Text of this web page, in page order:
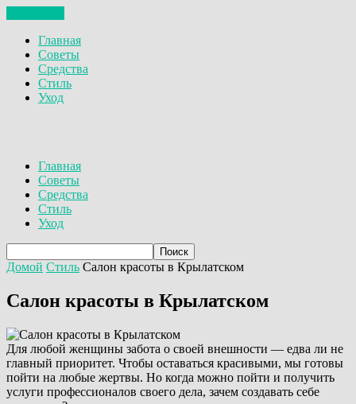
Главная
Советы
Средства
Стиль
Уход
Главная
Советы
Средства
Стиль
Уход
Домой Стиль Салон красоты в Крылатском
Салон красоты в Крылатском
Для любой женщины забота о своей внешности — едва ли не
главный приоритет. Чтобы оставаться красивыми, мы готовы
пойти на любые жертвы. Но когда можно пойти и получить
услуги профессионалов своего дела, зачем создавать себе